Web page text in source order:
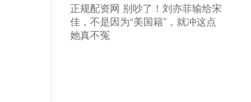
正规配资网 别吵了！刘亦菲输给宋
佳，不是因为“美国籍”，就冲这点
她真不冤